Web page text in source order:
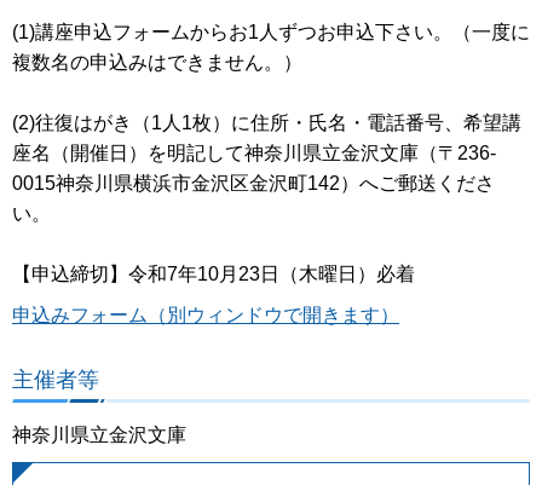
(1)講座申込フォームからお1人ずつお申込下さい。（一度に
複数名の申込みはできません。）
(2)往復はがき（1人1枚）に住所・氏名・電話番号、希望講
座名（開催日）を明記して神奈川県立金沢文庫（〒236-
0015神奈川県横浜市金沢区金沢町142）へご郵送くださ
い。
【申込締切】令和7年10月23日（木曜日）必着
申込みフォーム（別ウィンドウで開きます）
主催者等
神奈川県立金沢文庫